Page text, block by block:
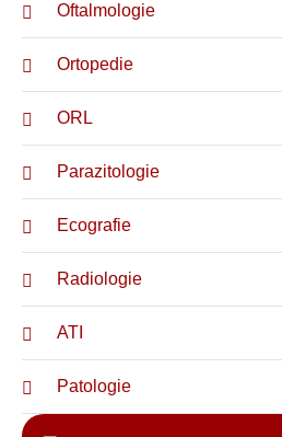
Oftalmologie
Ortopedie
ORL
Parazitologie
Ecografie
Radiologie
ATI
Patologie